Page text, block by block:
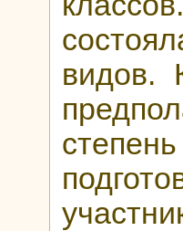
видов.
степень